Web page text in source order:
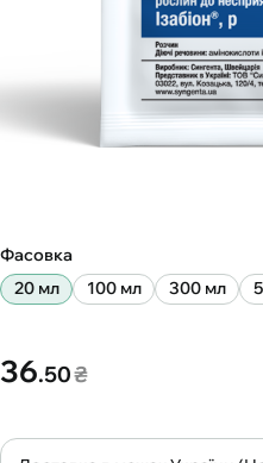
Фасовка
20 мл
100 мл 300 мл
36.50₴